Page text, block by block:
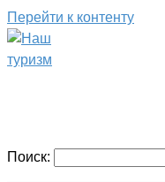
Перейти к контенту
Поиск: